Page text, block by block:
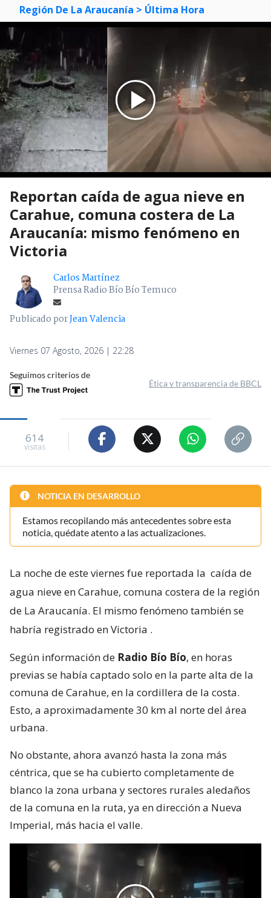
Región De La Araucanía > Última Hora
Reportan caída de agua nieve en
Carahue, comuna costera de La
Araucanía: mismo fenómeno en
Victoria
Carlos Martínez
Prensa Radio Bío Bío Temuco
Publicado porJean Valencia
Viernes 07 Agosto, 2026 | 22:28
Seguimos criterios de
Ética y transparencia de BBCL
614
visitas
NOTICIA EN DESARROLLO
Estamos recopilando más antecedentes sobre esta
noticia, quédate atento a las actualizaciones.
La noche de este viernes fue reportada la caída de
agua nieve en Carahue, comuna costera de la región
de La Araucanía. El mismo fenómeno también se
habría registrado en Victoria .
Según información de Radio Bío Bío, en horas
previas se había captado solo en la parte alta de la
comuna de Carahue, en la cordillera de la costa.
Esto, a aproximadamente 30 km al norte del área
urbana.
No obstante, ahora avanzó hasta la zona más
céntrica, que se ha cubierto completamente de
blanco la zona urbana y sectores rurales aledaños
de la comuna en la ruta, ya en dirección a Nueva
Imperial, más hacia el valle.